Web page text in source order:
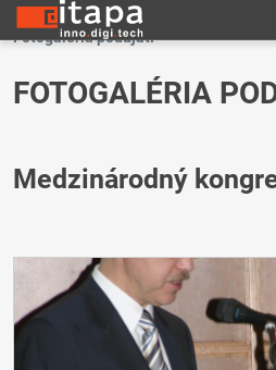
Fotogaléria podujatí
FOTOGALÉRIA
Medzinárodný